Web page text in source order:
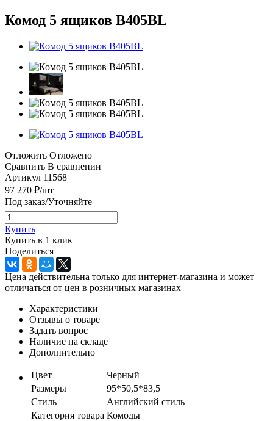
Комод 5 ящиков В405BL
Отложить Отложено
Сравнить В сравнении
Артикул 11568
97 270 ₽/шт
Под заказ/Уточняйте
Купить
Купить в 1 клик
Поделиться
Цена действительна только для интернет-магазина и может
отличаться от цен в розничных магазинах
Характеристики
Отзывы о товаре
Задать вопрос
Наличие на складе
Дополнительно
Цвет
Черный
Размеры
95*50,5*83,5
Стиль
Английский стиль
Категория товара Комоды